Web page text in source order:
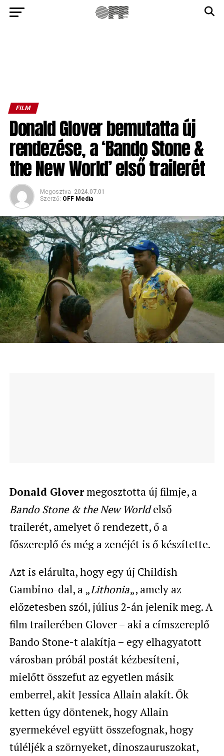
FILM
Donald Glover bemutatta új
rendezése, a ‘Bando Stone &
the New World’ első trailerét
Megosztva 2024.07.01
Szerző: OFF Media
Donald Glovermegosztotta új filmje, a
Bando Stone & the New Worldelső
trailerét, amelyet ő rendezett, ő a
főszereplő és még a zenéjét is ő készítette.
Azt is elárulta, hogy egy új Childish
Gambino-dal, a „Lithonia„, amely az
előzetesben szól, július 2-án jelenik meg. A
film trailerében Glover – aki a címszereplő
Bando Stone-t alakítja – egy elhagyatott
városban próbál postát kézbesíteni,
mielőtt összefut az egyetlen másik
emberrel, akit Jessica Allain alakít. Ők
ketten úgy döntenek, hogy Allain
gyermekével együtt összefognak, hogy
túléljék a szörnyeket, dinoszauruszokat,